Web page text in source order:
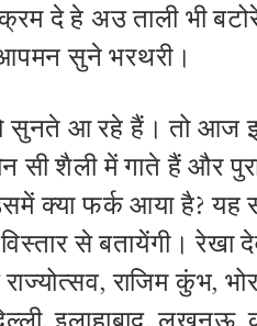
दे हे अउ ताली भी
सुने भरथरी।
सुनते आ रहे हैं। तो आज
शैली में गाते हैं और
क्या फर्क आया है? यह
से बतायेंगी। रेखा
राजिम कुंभ,